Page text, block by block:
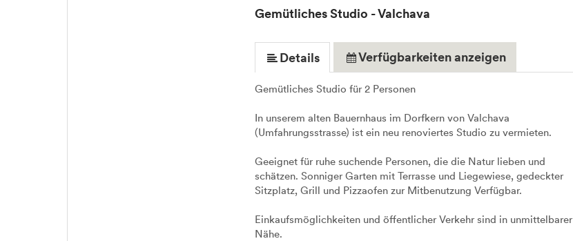
Gemütliches Studio - Valchava
Details Verfügbarkeiten anzeigen
Gemütliches Studio für 2 Personen
In unserem alten Bauernhaus im Dorfkern von Valchava
(Umfahrungsstrasse) ist ein neu renoviertes Studio zu vermieten.
Geeignet für ruhe suchende Personen, die die Natur lieben und
schätzen. Sonniger Garten mit Terrasse und Liegewiese, gedeckter
Sitzplatz, Grill und Pizzaofen zur Mitbenutzung Verfügbar.
Einkaufsmöglichkeiten und öffentlicher Verkehr sind in unmittelbarer
Nähe.